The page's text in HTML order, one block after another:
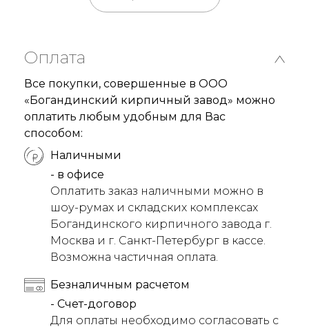
Оплата
Все покупки, совершенные в ООО
«Богандинский кирпичный завод» можно
оплатить любым удобным для Вас
способом:
Наличными
- в офисе
Оплатить заказ наличными можно в
шоу-румах и складских комплексах
Богандинского кирпичного завода г.
Москва и г. Санкт-Петербург в кассе.
Возможна частичная оплата.
Безналичным расчетом
- Счет-договор
Для оплаты необходимо согласовать с